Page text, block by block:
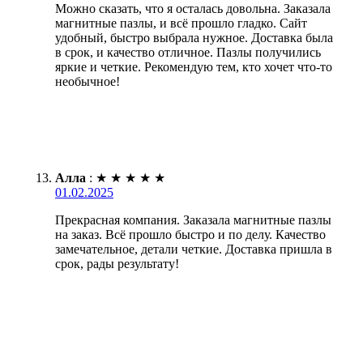
Можно сказать, что я осталась довольна. Заказала
магнитные пазлы, и всё прошло гладко. Сайт
удобный, быстро выбрала нужное. Доставка была
в срок, и качество отличное. Пазлы получились
яркие и четкие. Рекомендую тем, кто хочет что-то
необычное!
Алла : ★ ★ ★ ★ ★
01.02.2025
Прекрасная компания. Заказала магнитные пазлы
на заказ. Всё прошло быстро и по делу. Качество
замечательное, детали четкие. Доставка пришла в
срок, рады результату!